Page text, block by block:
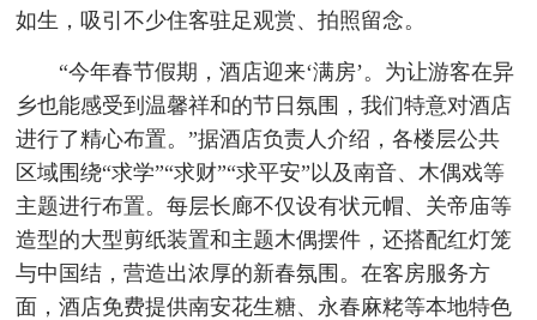
如生，吸引不少住客驻足观赏、拍照留念。
“今年春节假期，酒店迎来‘满房’。为让游客在异
乡也能感受到温馨祥和的节日氛围，我们特意对酒店
进行了精心布置。”据酒店负责人介绍，各楼层公共
区域围绕“求学”“求财”“求平安”以及南音、木偶戏等
主题进行布置。每层长廊不仅设有状元帽、关帝庙等
造型的大型剪纸装置和主题木偶摆件，还搭配红灯笼
与中国结，营造出浓厚的新春氛围。在客房服务方
面，酒店免费提供南安花生糖、永春麻粩等本地特色